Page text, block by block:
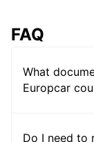
FAQ
What
Europcar
Do I need to